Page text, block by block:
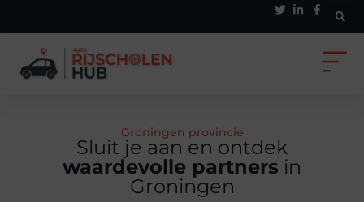
Groningen provincie
Sluit je aan en ontdek
waardevolle partners in
Groningen